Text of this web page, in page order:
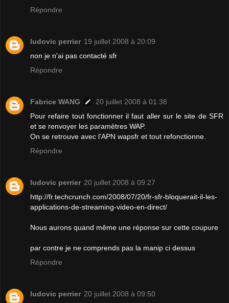
Répondre
ludovic perrier 19 juillet 2008 à 20:09
non je n'ai pas contacté sfr
Répondre
Fabrice WANG
20 juillet 2008 à 01:38
Pour refaire tout fonctionner il faut aller sur le site de SFR
et se renvoyer les paramètres WAP.
On se retrouve avec l'APN wapsfr et tout refonctionne.
Répondre
ludovic perrier 20 juillet 2008 à 09:27
http://fr.techcrunch.com/2008/07/20/fr-sfr-bloquerait-il-les-
applications-de-streaming-video-en-direct/
Nous aurons quand même une réponse sur cette coupure
par contre je ne comprends pas la manip ci dessus
Répondre
ludovic perrier 20 juillet 2008 à 09:50